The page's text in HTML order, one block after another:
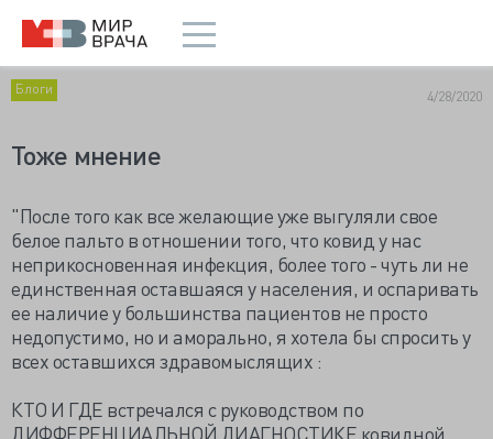
Блоги 4/28/2020
Тоже мнение
"После того как все желающие уже выгуляли свое
белое пальто в отношении того, что ковид у нас
неприкосновенная инфекция, более того - чуть ли не
единственная оставшаяся у населения, и оспаривать
ее наличие у большинства пациентов не просто
недопустимо, но и аморально, я хотела бы спросить у
всех оставшихся здравомыслящих :
КТО И ГДЕ встречался с руководством по
ДИФФЕРЕНЦИАЛЬНОЙ ДИАГНОСТИКЕ ковидной